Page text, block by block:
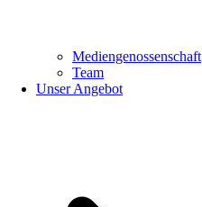
Mediengenossenschaft
Team
Unser Angebot